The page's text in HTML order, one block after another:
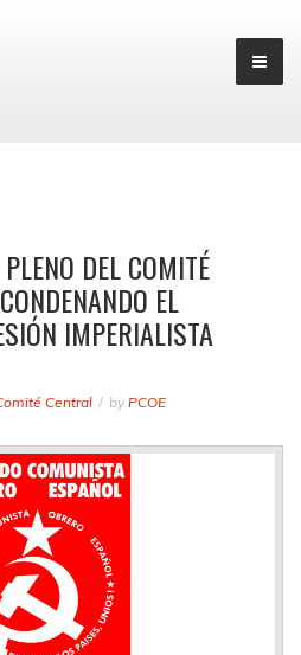
DEL COMITÉ
EL
IMPERIALISTA
Central by PCOE